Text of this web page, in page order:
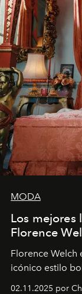
MODA
Los mejores
Florence
Florence Welch
icónico estilo
02.11.2025 por